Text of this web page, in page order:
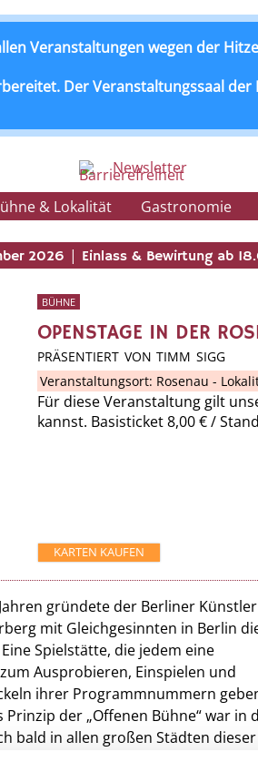
Veranstaltungen wegen der
Der Veranstaltungssaal der
Newsletter
& Lokalität Gastronomie
2026 | Einlass & Bewirtung ab
BÜHNE
OPENSTAGE IN DER
PRÄSENTIERT VON TIMM SIGG
Veranstaltungsort: Rosenau -
Für diese Veranstaltung gilt
kannst. Basisticket 8,00 € /
KARTEN KAUFEN
gründete der Berliner Künstler
mit Gleichgesinnten in Berlin
Eine Spielstätte, die jedem eine
Ausprobieren, Einspielen und
ihrer Programmnummern
Prinzip der „Offenen Bühne“ war in
bald in allen großen Städten dieser